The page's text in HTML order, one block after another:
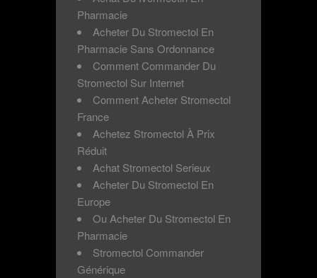
Pharmacie
Acheter Du Stromectol En
Pharmacie Sans Ordonnance
Comment Commander Du
Stromectol Sur Internet
Comment Acheter Stromectol
France
Achetez Stromectol À Prix
Réduit
Achat Stromectol Serieux
Acheter Du Stromectol En
Europe
Ou Acheter Du Stromectol En
Pharmacie
Stromectol Commander
Générique